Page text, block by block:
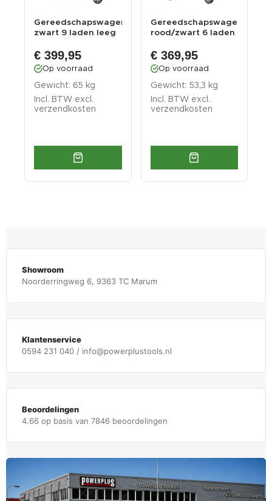
Gereedschapswagen
zwart 9 laden leeg
€ 399,95
Op voorraad
Gewicht: 65 kg
Incl. BTW excl.
verzendkosten
Gereedschapswagen
rood/zwart 6 laden
€ 369,95
Op voorraad
Gewicht: 53,3 kg
Incl. BTW excl.
verzendkosten
Showroom
Noorderringweg 6, 9363 TC Marum
Klantenservice
0594 231 040 / info@powerplustools.nl
Beoordelingen
4.66 op basis van 7846 beoordelingen